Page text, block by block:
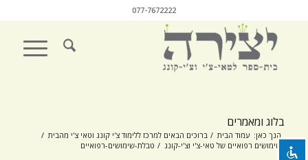
visibility_off השבת את ההבזקים
settings צבע רקע
zoom_out זום (הקטנה)
077-7672222
בלוג ומאמרים
הנך כאן: עמוד הבית / ברוכים הבאים למרכז ללימוד צ'י קונג וטאי צ'י מהבית /
שימושים רפואיים של טאי-צ'י וצ'י-קונג / טבלת-שימושים-רפואיים